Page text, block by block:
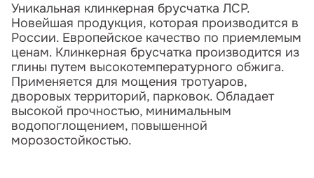
Уникальная клинкерная брусчатка ЛСР.
Новейшая продукция, которая производится в
России. Европейское качество по приемлемым
ценам. Клинкерная брусчатка производится из
глины путем высокотемпературного обжига.
Применяется для мощения тротуаров,
дворовых территорий, парковок. Обладает
высокой прочностью, минимальным
водопоглощением, повышенной
морозостойкостью.